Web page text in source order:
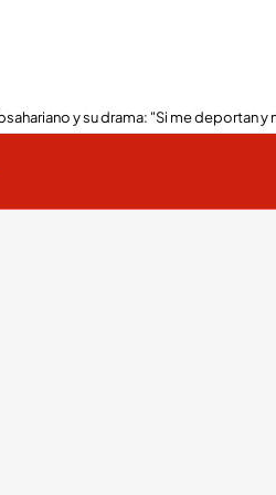
y su drama: "Si me deportan